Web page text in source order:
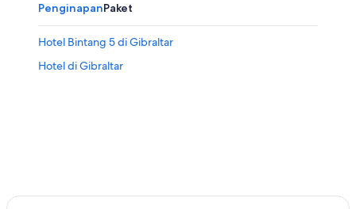
PenginapanPaket
Hotel Bintang 5 di Gibraltar
Hotel di Gibraltar